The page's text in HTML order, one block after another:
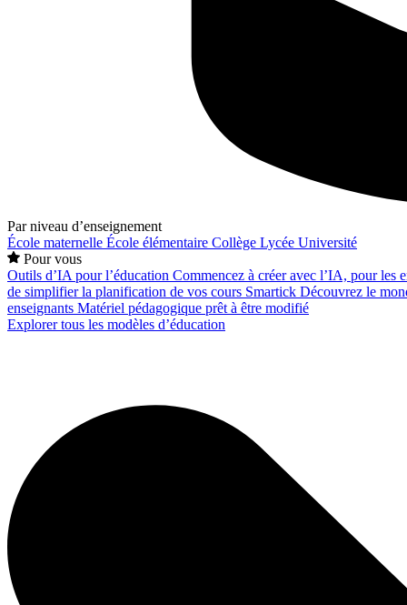
Par niveau d’enseignement
École maternelle École élémentaire Collège Lycée Université
Pour vous
Outils d’IA pour l’éducation Commencez à créer avec l’IA, pour les
de simplifier la planification de vos cours Smartick Découvrez le
enseignants Matériel pédagogique prêt à être modifié
Explorer tous les modèles d’éducation